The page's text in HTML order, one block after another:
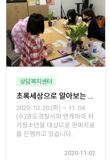
상담복지센터
초록세상으로 알아보는 나
2020. 10. 20.(화) ~ 11. 04.
(수)영도경찰서와 연계하여 위
기청소년을 대상으로 원예치료
를 진행하고 있습니다..
2020-11-02